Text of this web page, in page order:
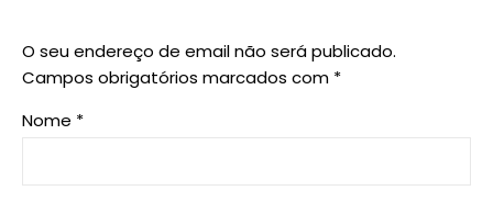
O seu endereço de email não será publicado.
Campos obrigatórios marcados com *
Nome *